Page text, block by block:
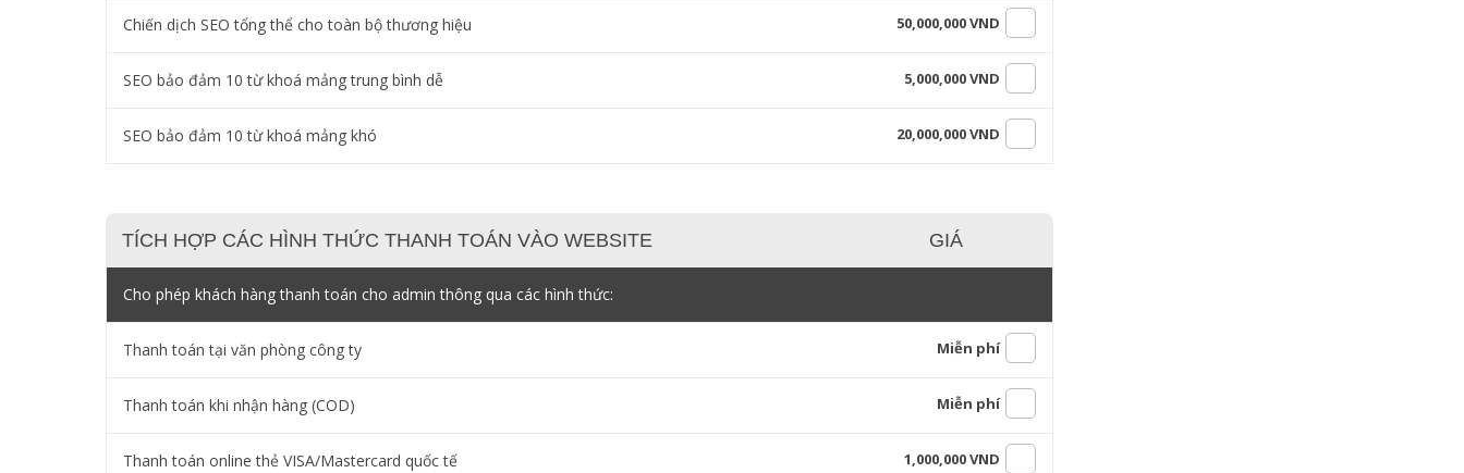
Chiến dịch SEO tổng thể cho toàn bộ thương hiệu 50,000,000 VND
SEO bảo đảm 10 từ khoá mảng trung bình dễ 5,000,000 VND
SEO bảo đảm 10 từ khoá mảng khó 20,000,000 VND
TÍCH HỢP CÁC HÌNH THỨC THANH TOÁN VÀO WEBSITE GIÁ
Cho phép khách hàng thanh toán cho admin thông qua các hình thức:
Thanh toán tại văn phòng công ty Miễn phí
Thanh toán khi nhận hàng (COD) Miễn phí
Thanh toán online thẻ VISA/Mastercard quốc tế 1,000,000 VND